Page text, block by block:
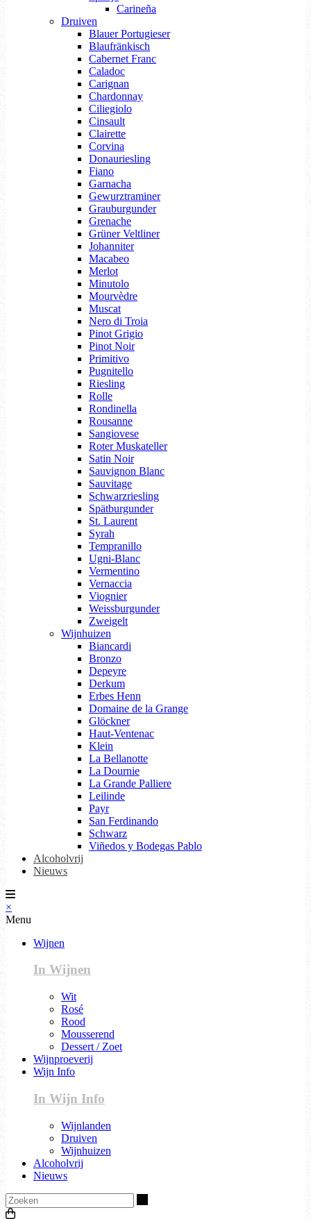
Carineña
Druiven
Blauer Portugieser
Blaufränkisch
Cabernet Franc
Caladoc
Carignan
Chardonnay
Ciliegiolo
Cinsault
Clairette
Corvina
Donauriesling
Fiano
Garnacha
Gewurztraminer
Grauburgunder
Grenache
Grüner Veltliner
Johanniter
Macabeo
Merlot
Minutolo
Mourvèdre
Muscat
Nero di Troia
Pinot Grigio
Pinot Noir
Primitivo
Pugnitello
Riesling
Rolle
Rondinella
Rousanne
Sangiovese
Roter Muskateller
Satin Noir
Sauvignon Blanc
Sauvitage
Schwarzriesling
Spätburgunder
St. Laurent
Syrah
Tempranillo
Ugni-Blanc
Vermentino
Vernaccia
Viognier
Weissburgunder
Zweigelt
Wijnhuizen
Biancardi
Bronzo
Depeyre
Derkum
Erbes Henn
Domaine de la Grange
Glöckner
Haut-Ventenac
Klein
La Bellanotte
La Dournie
La Grande Palliere
Leilinde
Payr
San Ferdinando
Schwarz
Viñedos y Bodegas Pablo
Alcoholvrij
Nieuws
×
Menu
Wijnen
In Wijnen
Wit
Rosé
Rood
Mousserend
Dessert / Zoet
Wijnproeverij
Wijn Info
In Wijn Info
Wijnlanden
Druiven
Wijnhuizen
Alcoholvrij
Nieuws